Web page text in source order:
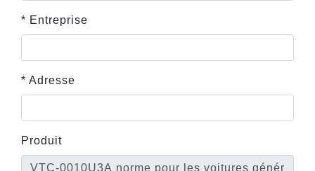
* Entreprise
* Adresse
Produit